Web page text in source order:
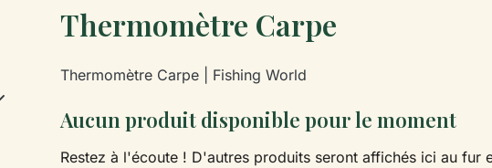
Thermomètre Carpe
Thermomètre Carpe | Fishing World
Aucun produit disponible pour le moment
Restez à l'écoute ! D'autres produits seront affichés ici au fur